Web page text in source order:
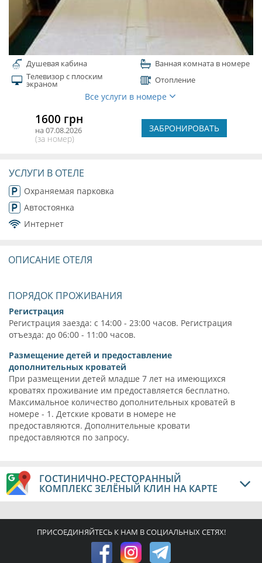
Душевая кабина
Ванная комната в номере
Телевизор с плоским
экраном Отопление
Все услуги в номере
1600 грн
на 07.08.2026
(за номер)
ЗАБРОНИРОВАТЬ
УСЛУГИ В ОТЕЛЕ
Охраняемая парковка
Автостоянка
Интернет
ОПИСАНИЕ ОТЕЛЯ
ПОРЯДОК ПРОЖИВАНИЯ
Регистрация
Регистрация заезда: с 14:00 - 23:00 часов. Регистрация
отъезда: до 06:00 - 11:00 часов.
Размещение детей и предоставление
дополнительных кроватей
При размещении детей младше 7 лет на имеющихся
кроватях проживание им предоставляется бесплатно.
Максимальное количество дополнительных кроватей в
номере - 1. Детские кровати в номере не
предоставляются. Дополнительные кровати
предоставляются по запросу.
ГОСТИНИЧНО-РЕСТОРАННЫЙ
КОМПЛЕКС ЗЕЛЁНЫЙ КЛИН НА КАРТЕ
ПРИСОЕДИНЯЙТЕСЬ К НАМ В СОЦИАЛЬНЫХ СЕТЯХ!